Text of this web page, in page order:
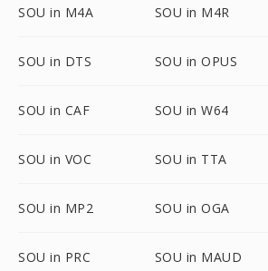
SOU in M4A SOU in M4R
SOU in DTS SOU in OPUS
SOU in CAF SOU in W64
SOU in VOC SOU in TTA
SOU in MP2 SOU in OGA
SOU in PRC SOU in MAUD